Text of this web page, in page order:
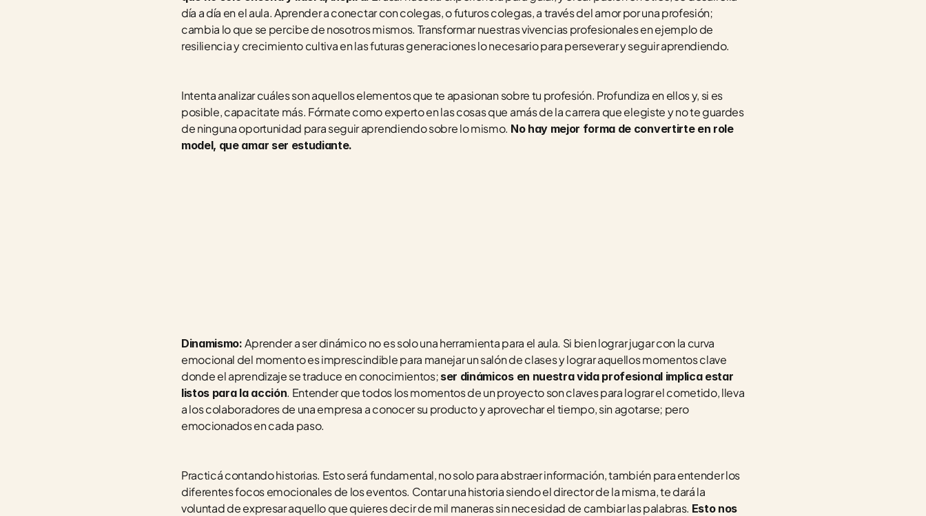
día a día en el aula. Aprender a conectar con colegas, o futuros colegas, a través del amor por una profesión;
cambia lo que se percibe de nosotros mismos. Transformar nuestras vivencias profesionales en ejemplo de
resiliencia y crecimiento cultiva en las futuras generaciones lo necesario para perseverar y seguir aprendiendo.
Intenta analizar cuáles son aquellos elementos que te apasionan sobre tu profesión. Profundiza en ellos y, si es
posible, capacitate más. Fórmate como experto en las cosas que amás de la carrera que elegiste y no te guardes
de ninguna oportunidad para seguir aprendiendo sobre lo mismo. No hay mejor forma de convertirte en role
model, que amar ser estudiante.
Dinamismo: Aprender a ser dinámico no es solo una herramienta para el aula. Si bien lograr jugar con la curva
emocional del momento es imprescindible para manejar un salón de clases y lograr aquellos momentos clave
donde el aprendizaje se traduce en conocimientos; ser dinámicos en nuestra vida profesional implica estar
listos para la acción. Entender que todos los momentos de un proyecto son claves para lograr el cometido, lleva
a los colaboradores de una empresa a conocer su producto y aprovechar el tiempo, sin agotarse; pero
emocionados en cada paso.
Practicá contando historias. Esto será fundamental, no solo para abstraer información, también para entender los
diferentes focos emocionales de los eventos. Contar una historia siendo el director de la misma, te dará la
voluntad de expresar aquello que quieres decir de mil maneras sin necesidad de cambiar las palabras. Esto nos